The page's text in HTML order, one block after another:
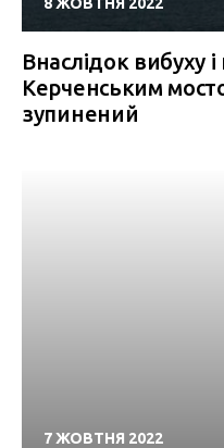
Внаслідок вибуху
Керченським
зупинений
7 ЖОВТНЯ 2022